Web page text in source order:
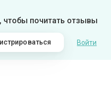
чтобы почитать отзывы
Войти